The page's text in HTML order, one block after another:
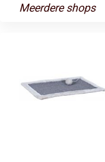
Meerdere shops